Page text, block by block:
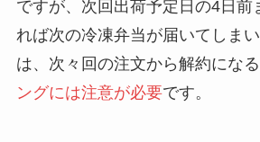
ですが、次回出荷予定日の4日前
れば次の冷凍弁当が届いてしま
は、次々回の注文から解約にな
ングには注意が必要です。